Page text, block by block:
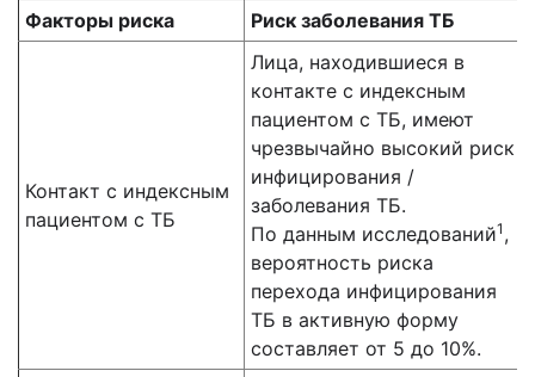
Факторы риска
Риск заболевания ТБ
Контакт с индексным
пациентом с ТБ
Лица, находившиеся в
контакте с индексным
пациентом с ТБ, имеют
чрезвычайно высокий риск
инфицирования /
заболевания ТБ.
По данным исследований1 ,
вероятность риска
перехода инфицирования
ТБ в активную форму
составляет от 5 до 10%.